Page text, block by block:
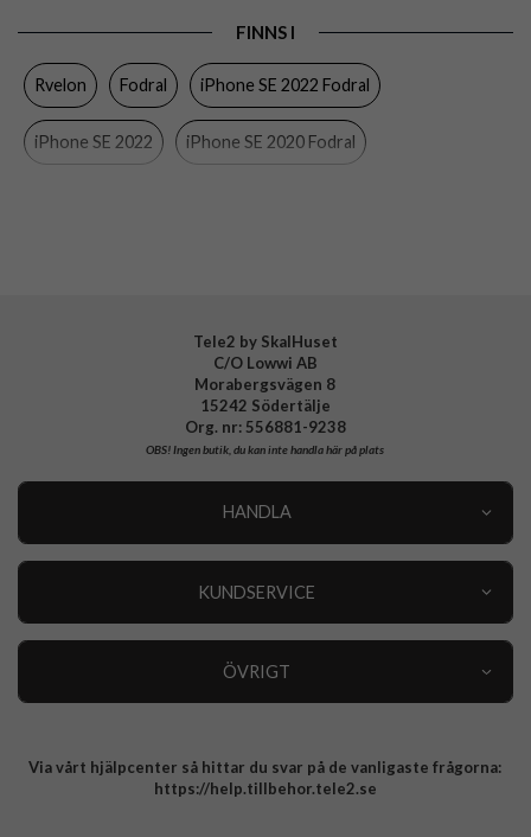
Egenskaper Kortfack, Stativfunktion
Färg
Material
FINNS I
Rvelon Fodral iPhone SE 2022 Fodral
iPhone SE 2022 iPhone SE 2020 Fodral
Tele2 by SkalHuset
C/O Lowwi AB
Morabergsvägen 8
15242 Södertälje
Org. nr: 556881-9238
OBS!Ingen butik, du kan inte handla här på plats
HANDLA
KUNDSERVICE
ÖVRIGT
Integritetspolicy
Via vårt hjälpcenter så hittar du svar på de vanligaste frågorna:
https://help.tillbehor.tele2.se